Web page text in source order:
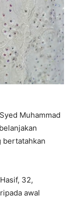
Muhammad
bertatahkan
32,
awal